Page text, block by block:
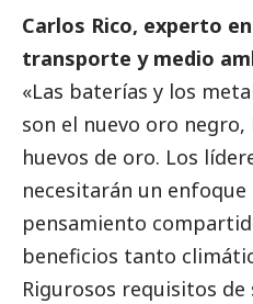
Carlos Rico, experto
transporte y medio
«Las baterías y los
son el nuevo oro negro,
huevos de oro. Los
necesitarán un enfoque
pensamiento
beneficios tanto
Rigurosos requisitos